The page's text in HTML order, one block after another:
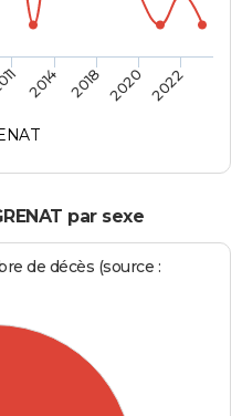
2014 2018 2020 2022
par sexe
de décès (source :